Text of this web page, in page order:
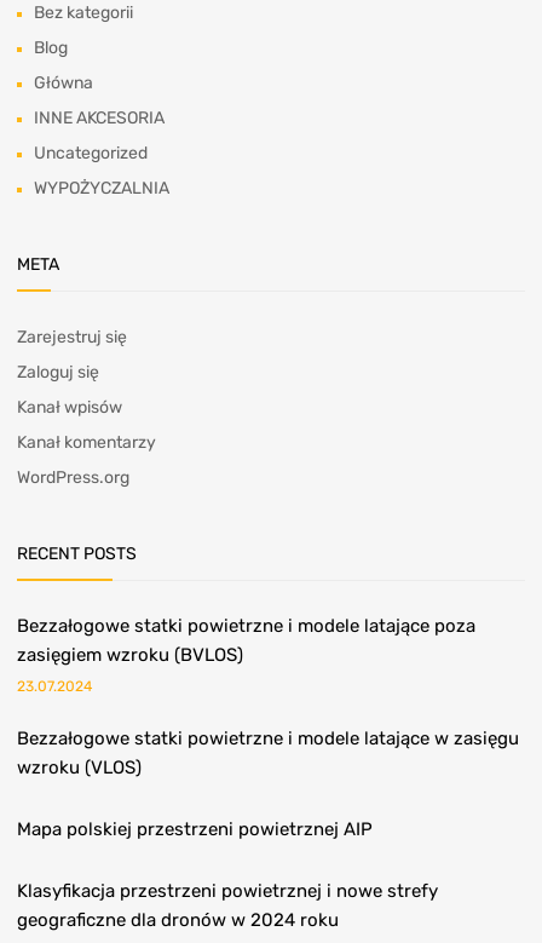
Bez kategorii
Blog
Główna
INNE AKCESORIA
Uncategorized
WYPOŻYCZALNIA
META
Zarejestruj się
Zaloguj się
Kanał wpisów
Kanał komentarzy
WordPress.org
RECENT POSTS
Bezzałogowe statki powietrzne i modele latające poza
zasięgiem wzroku (BVLOS)
23.07.2024
Bezzałogowe statki powietrzne i modele latające w zasięgu
wzroku (VLOS)
Mapa polskiej przestrzeni powietrznej AIP
Klasyfikacja przestrzeni powietrznej i nowe strefy
geograficzne dla dronów w 2024 roku